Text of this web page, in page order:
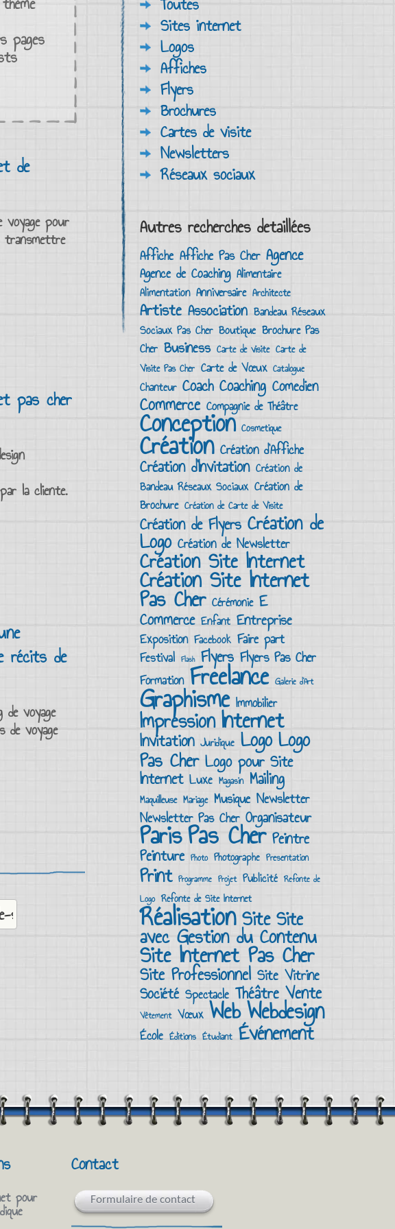
pages
de
voyage pour
transmettre
pas cher
la cliente.
récits de
voyage
voyage
Sites internet
Logos
Affiches
Flyers
Brochures
Cartes de visite
Newsletters
Réseaux sociaux
Autres recherches detaillées
Affiche Affiche Pas Cher Agence
Agence de Coaching Alimentaire
Alimentation Anniversaire Architecte
Artiste Association Bandeau Réseaux
Sociaux Pas Cher Boutique Brochure Pas
Cher Business Carte de visite Carte de
Visite Pas Cher Carte de Vœux Catalogue
Chanteur Coach Coaching Comedien
Commerce Compagnie de Théâtre
Conception Cosmetique
Création Création d'Affiche
Création d'Invitation Création de
Bandeau Réseaux Sociaux Création de
Brochure Création de Carte de Visite
Création de Flyers Création de
Logo Création de Newsletter
Création Site Internet
Création Site Internet
Pas Cher Cérémonie E
Commerce Enfant Entreprise
Exposition Facebook Faire part
Festival Flash Flyers Flyers Pas Cher
Formation Freelance Galerie d’Art
Graphisme Immobilier
ImpressionInternet
Invitation Juridique Logo Logo
Pas Cher Logo pour Site
Internet Luxe Magasin Mailing
Maquilleuse Mariage Musique Newsletter
Newsletter Pas Cher Organisateur
ParisPas Cher Peintre
Peinture Photo Photographe Presentation
Print Programme Projet Publicité Refonte de
Logo Refonte de Site Internet
Réalisation Site Site
avec Gestion du Contenu
Site Internet Pas Cher
Site Professionnel Site Vitrine
Société Spectacle Théâtre Vente
Vêtement Vœux WebWebdesign
École Éditions Étudiant Événement
pour
Contact
Formulaire de contact